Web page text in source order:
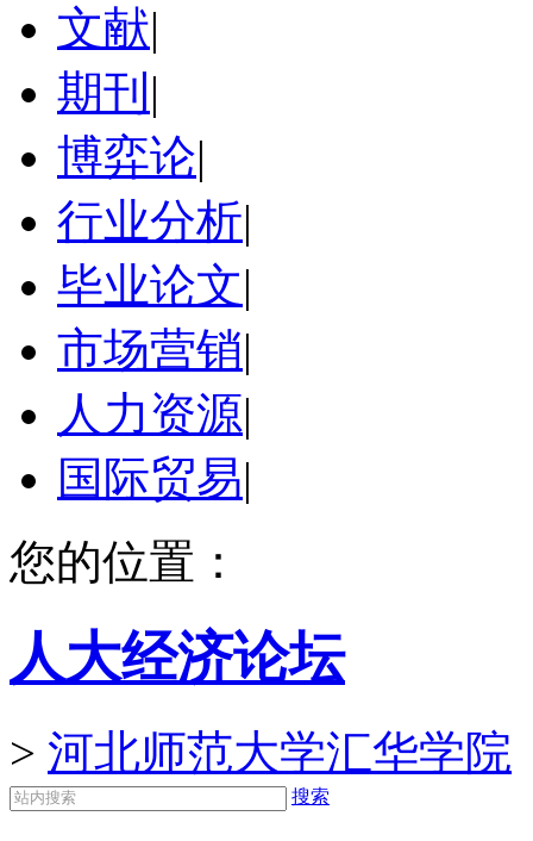
文献|
期刊 |
博弈论|
行业分析|
毕业论文|
市场营销|
人力资源|
国际贸易|
您的位置：
人大经济论坛
> 河北师范大学汇华学院
搜索